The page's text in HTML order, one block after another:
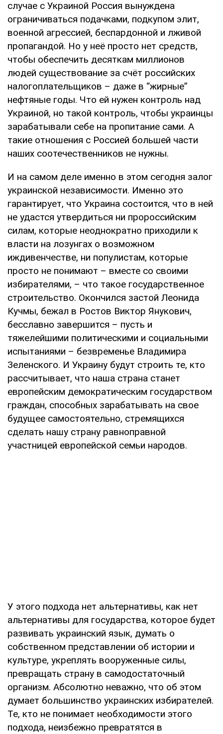
случае с Украиной Россия вынуждена
ограничиваться подачками, подкупом элит,
военной агрессией, беспардонной и лживой
пропагандой. Но у неё просто нет средств,
чтобы обеспечить десяткам миллионов
людей существование за счёт российских
налогоплательщиков – даже в “жирные”
нефтяные годы. Что ей нужен контроль над
Украиной, но такой контроль, чтобы украинцы
зарабатывали себе на пропитание сами. А
такие отношения с Россией большей части
наших соотечественников не нужны.
И на самом деле именно в этом сегодня залог
украинской независимости. Именно это
гарантирует, что Украина состоится, что в ней
не удастся утвердиться ни пророссийским
силам, которые неоднократно приходили к
власти на лозунгах о возможном
иждивенчестве, ни популистам, которые
просто не понимают – вместе со своими
избирателями, – что такое государственное
строительство. Окончился застой Леонида
Кучмы, бежал в Ростов Виктор Янукович,
бесславно завершится – пусть и
тяжелейшими политическими и социальными
испытаниями – безвременье Владимира
Зеленского. И Украину будут строить те, кто
рассчитывает, что наша страна станет
европейским демократическим государством
граждан, способных зарабатывать на свое
будущее самостоятельно, стремящихся
сделать нашу страну равноправной
участницей европейской семьи народов.
У этого подхода нет альтернативы, как нет
альтернативы для государства, которое будет
развивать украинский язык, думать о
собственном представлении об истории и
культуре, укреплять вооруженные силы,
превращать страну в самодостаточный
организм. Абсолютно неважно, что об этом
думает большинство украинских избирателей.
Те, кто не понимает необходимости этого
подхода, неизбежно превратятся в